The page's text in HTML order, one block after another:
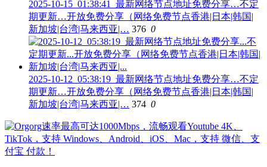
2025-10-15_01:38:41_最新网络节点地址免费分享…不定
期更新…开放免费分享（网络免费节点香港|日本|韩国|
新加坡|台湾|马来西亚|… 376 0
2025-10-12_05:38:19_最新网络节点地址免费分享…不定
期更新…开放免费分享（网络免费节点香港|日本|韩国|
新加坡|台湾|马来西亚|… 374 0